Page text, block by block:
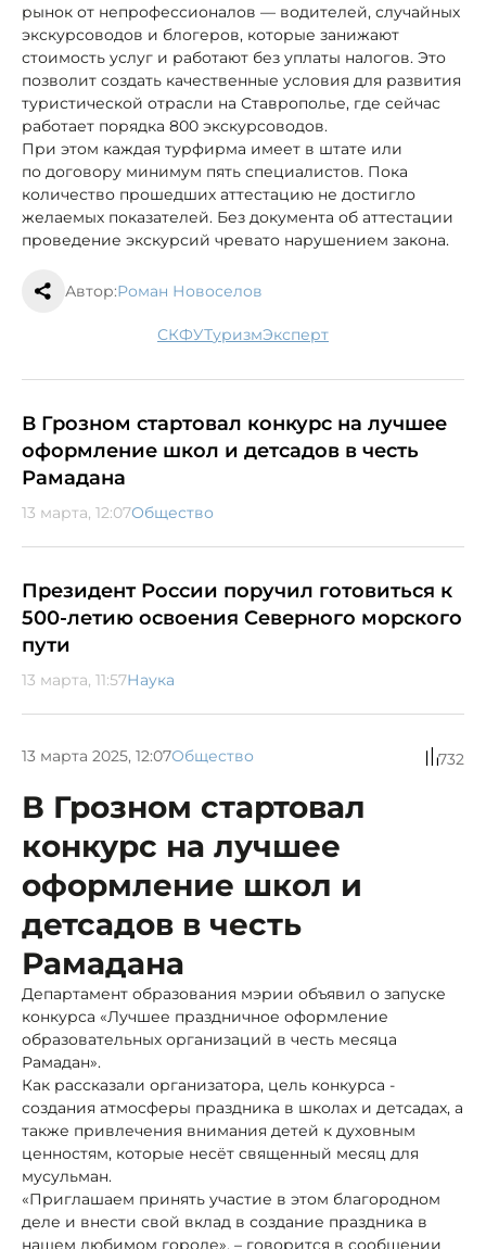
рынок от непрофессионалов — водителей, случайных
экскурсоводов и блогеров, которые занижают
стоимость услуг и работают без уплаты налогов. Это
позволит создать качественные условия для развития
туристической отрасли на Ставрополье, где сейчас
работает порядка 800 экскурсоводов.
При этом каждая турфирма имеет в штате или
по договору минимум пять специалистов. Пока
количество прошедших аттестацию не достигло
желаемых показателей. Без документа об аттестации
проведение экскурсий чревато нарушением закона.
Автор:Роман Новоселов
СКФУ туризм эксперт
В Грозном стартовал конкурс на лучшее
оформление школ и детсадов в честь
Рамадана
13 марта, 12:07Общество
Президент России поручил готовиться к
500-летию освоения Северного морского
пути
13 марта, 11:57Наука
13 марта 2025, 12:07Общество 732
В Грозном стартовал
конкурс на лучшее
оформление школ и
детсадов в честь
Рамадана
Департамент образования мэрии объявил о запуске
конкурса «Лучшее праздничное оформление
образовательных организаций в честь месяца
Рамадан».
Как рассказали организатора, цель конкурса -
создания атмосферы праздника в школах и детсадах, а
также привлечения внимания детей к духовным
ценностям, которые несёт священный месяц для
мусульман.
«Приглашаем принять участие в этом благородном
деле и внести свой вклад в создание праздника в
нашем любимом городе», – говорится в сообщении